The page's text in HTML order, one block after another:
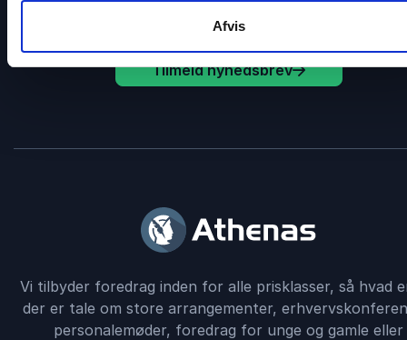
Afvis
Tilmeld nyhedsbrev
Vi tilbyder foredrag inden for alle prisklasser, så hvad
der er tale om store arrangementer,
personalemøder, foredrag for unge og gamle eller